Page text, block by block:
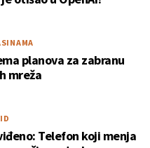
planova za zabranu
mreža
Telefon koji menja